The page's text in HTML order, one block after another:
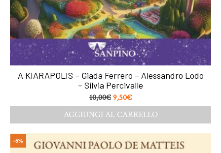
A KIARAPOLIS – Giada Ferrero – Alessandro Lodo
– Silvia Percivalle
10,00€9,50€
AGGIUNGI AL CARRELLO
-5%